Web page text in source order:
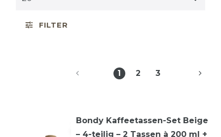
FILTER
1 2 3
Bondy Kaffeetassen-Set Beige
– 4-teilig – 2 Tassen à 200 ml +